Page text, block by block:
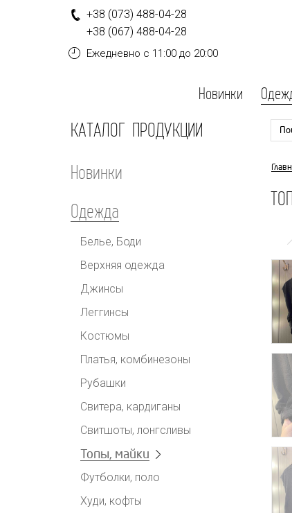
+38 (073) 488-04-28
+38 (067) 488-04-28
Ежедневно с 11:00 до 20:00
Новинки
КАТАЛОГ ПРОДУКЦИИ
Новинки
Одежда
Белье, Боди
Верхняя одежда
Джинсы
Леггинсы
Костюмы
Платья, комбинезоны
Рубашки
Свитера, кардиганы
Свитшоты, лонгсливы
Топы, майки
Футболки, поло
Худи, кофты